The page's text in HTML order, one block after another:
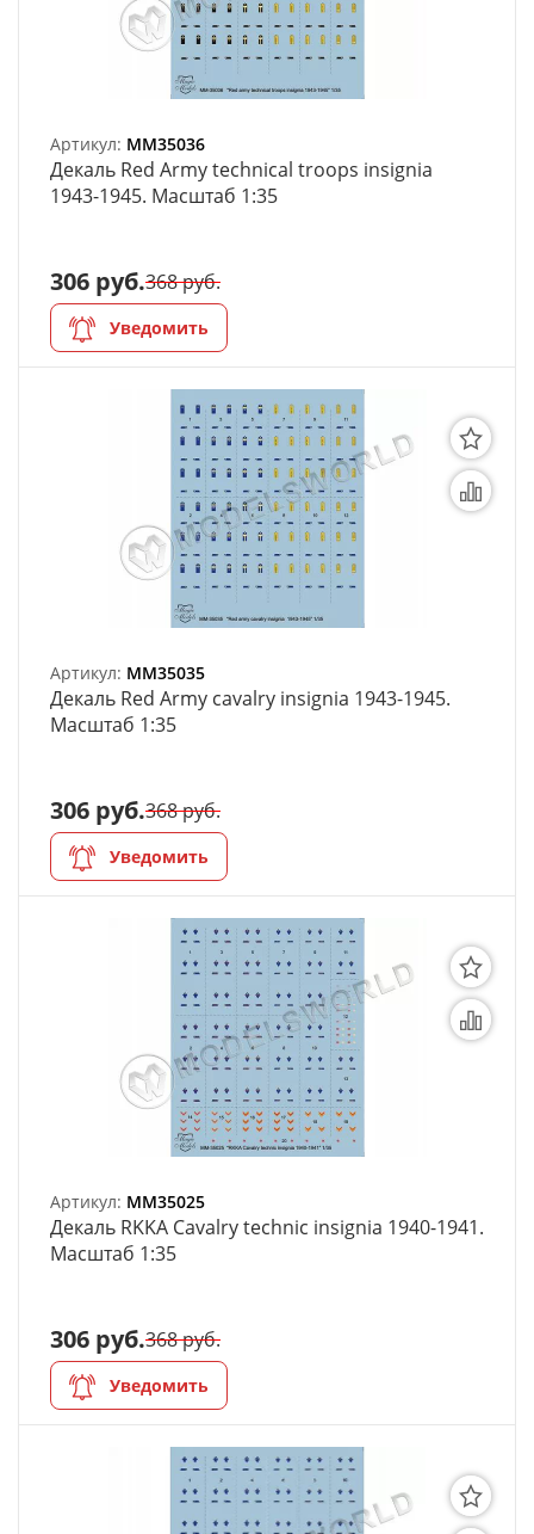
Артикул: MM35036
Декаль Red Army technical troops insignia
1943-1945. Масштаб 1:35
306 руб.368 руб.
Уведомить
Артикул: MM35035
Декаль Red Army cavalry insignia 1943-1945.
Масштаб 1:35
306 руб.368 руб.
Уведомить
Артикул: MM35025
Декаль RKKA Cavalry technic insignia 1940-1941.
Масштаб 1:35
306 руб.368 руб.
Уведомить